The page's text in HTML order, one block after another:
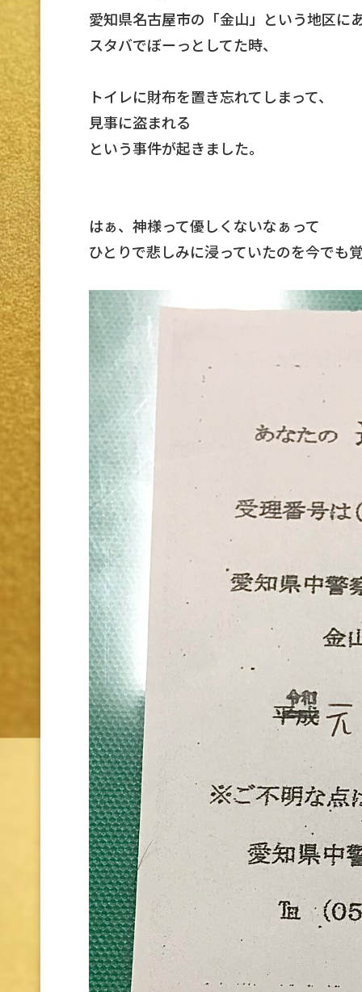
愛知県名古屋市の「金山」という地区に
スタバでぼーっとしてた時、
トイレに財布を置き忘れてしまって、
見事に盗まれる
という事件が起きました。
はぁ、神様って優しくないなぁって
ひとりで悲しみに浸っていたのを今でも